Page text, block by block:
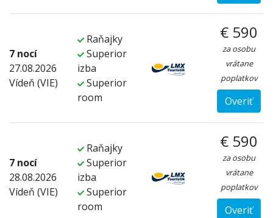
7 nocí
27.08.2026
Vídeň (VIE)
Raňajky
Superior
izba
Superior
room
€ 590
za osobu
vrátane
poplatkov
Overiť
7 nocí
28.08.2026
Vídeň (VIE)
Raňajky
Superior
izba
Superior
room
€ 590
za osobu
vrátane
poplatkov
Overiť